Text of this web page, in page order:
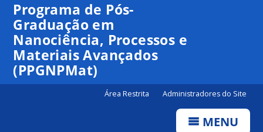
Programa de Pós-
Graduação em
Nanociência, Processos e
Materiais Avançados
(PPGNPMat)
Área Restrita Administradores do Site
MENU
01:00